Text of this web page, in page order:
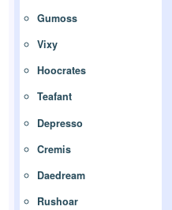
Gumoss
Vixy
Hoocrates
Teafant
Depresso
Cremis
Daedream
Rushoar